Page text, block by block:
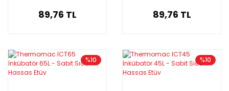
89,76 TL 89,76 TL
%10 %10